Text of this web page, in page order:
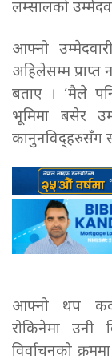
लम्सालको
आफ्नो
अहिलेसम्म प्राप्त
बताए । ‘मैले
भूमिमा बसेर
कानुनविद्हरुसँग
आफ्नो थप
रोकिनेमा
विर्वाचनको